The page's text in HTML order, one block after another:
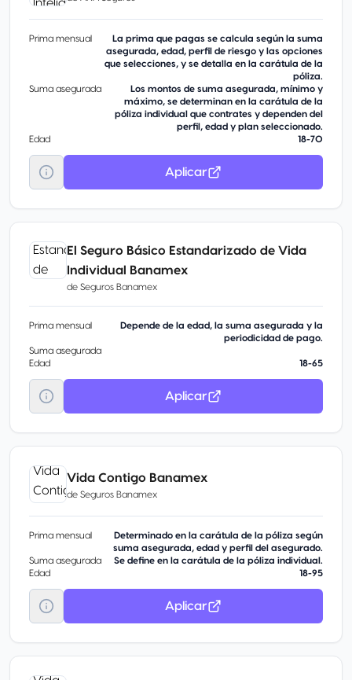
Prima mensual
La prima que pagas se calcula según la suma
asegurada, edad, perfil de riesgo y las opciones
que selecciones, y se detalla en la carátula de la
póliza.
Suma asegurada
Los montos de suma asegurada, mínimo y
máximo, se determinan en la carátula de la
póliza individual que contrates y dependen del
perfil, edad y plan seleccionado.
Edad
18-70
Aplicar
El Seguro Básico Estandarizado de Vida
Individual Banamex
de Seguros Banamex
Prima mensual
Depende de la edad, la suma asegurada y la
periodicidad de pago.
Suma asegurada
Edad
18-65
Aplicar
Vida Contigo Banamex
de Seguros Banamex
Prima mensual
Determinado en la carátula de la póliza según
suma asegurada, edad y perfil del asegurado.
Suma asegurada
Se define en la carátula de la póliza individual.
Edad
18-95
Aplicar